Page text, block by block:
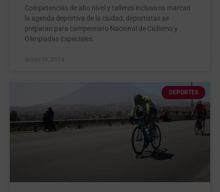
Competencias de alto nivel y talleres inclusivos marcan
la agenda deportiva de la ciudad, deportistas se
preparan para campeonato Nacional de Ciclismo y
Olimpiadas Especiales.
mayo 16, 2024
DEPORTES